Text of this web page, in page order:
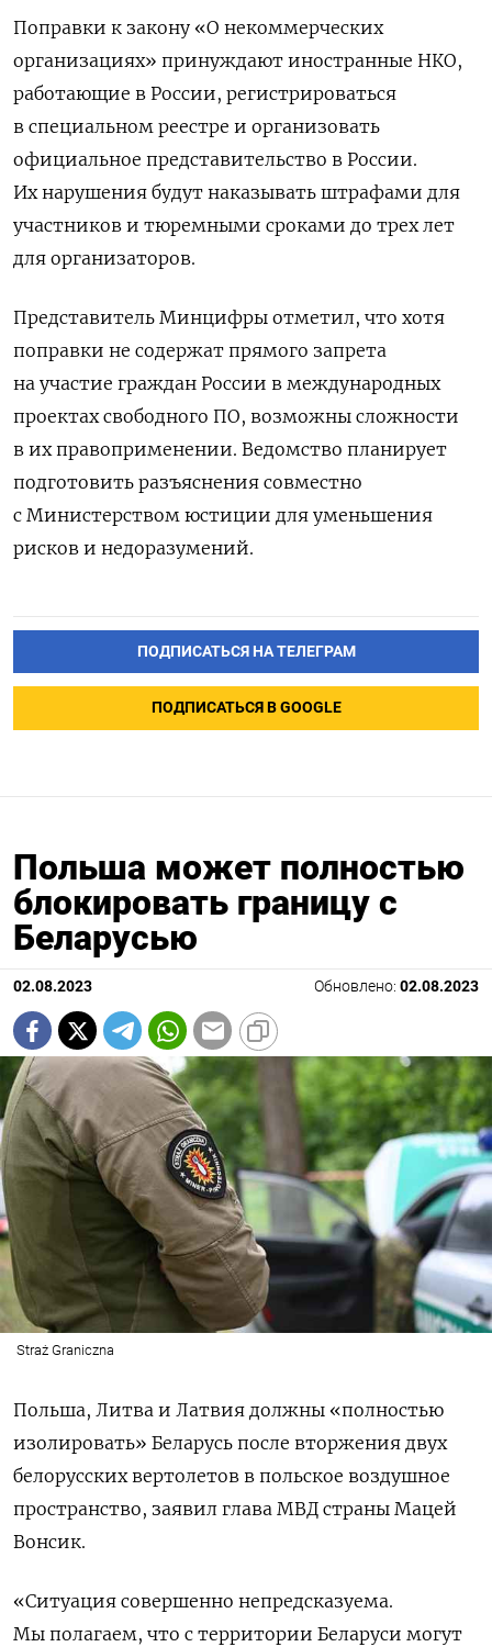
Поправки к закону «О некоммерческих
организациях» принуждают иностранные НКО,
работающие в России, регистрироваться
в специальном реестре и организовать
официальное представительство в России.
Их нарушения будут наказывать штрафами для
участников и тюремными сроками до трех лет
для организаторов.
Представитель Минцифры отметил, что хотя
поправки не содержат прямого запрета
на участие граждан России в международных
проектах свободного ПО, возможны сложности
в их правоприменении. Ведомство планирует
подготовить разъяснения совместно
с Министерством юстиции для уменьшения
рисков и недоразумений.
ПОДПИСАТЬСЯ НА ТЕЛЕГРАМ
ПОДПИСАТЬСЯ В GOOGLE
Польша может полностью
блокировать границу с
Беларусью
02.08.2023 Обновлено: 02.08.2023
Straż Graniczna
Польша, Литва и Латвия должны «полностью
изолировать» Беларусь после вторжения двух
белорусских вертолетов в польское воздушное
пространство, заявил глава МВД страны Мацей
Вонсик.
«Ситуация совершенно непредсказуема.
Мы полагаем, что с территории Беларуси могут